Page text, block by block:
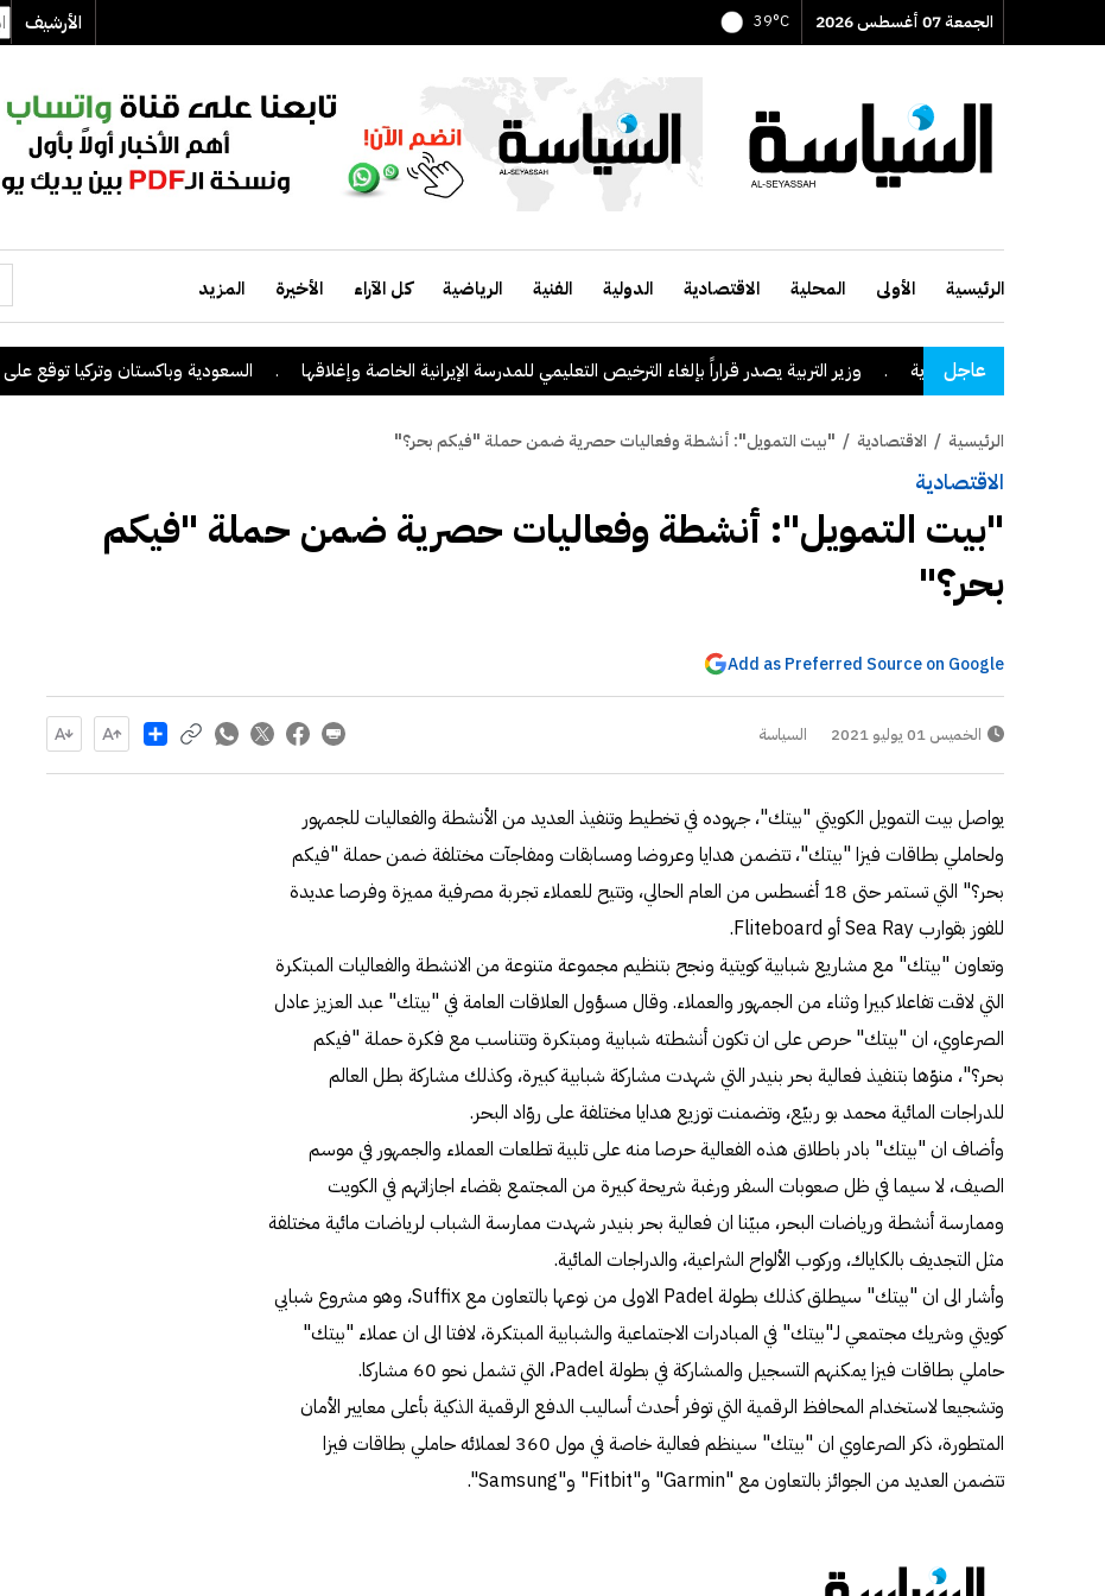
الجمعة 07 أغسطس 2026 39°C الأرشيف
الرئيسية الأولى المحلية الاقتصادية الدولية الفنية الرياضية كل الآراء الأخيرة المزيد
عاجل
نجران السعودية وزير التربية يصدر قراراً بإلغاء الترخيص التعليمي للمدرسة الإيرانية الخاصة وإغلاقها . السعودية وباكستان وتركيا توقع على
الرئيسية / الاقتصادية / "بيت التمويل": أنشطة وفعاليات حصرية ضمن حملة "فيكم بحر؟"
الاقتصادية
"بيت التمويل": أنشطة وفعاليات حصرية ضمن حملة "فيكم
بحر؟"
Add as Preferred Source on Google
الخميس 01 يوليو 2021 السياسة Share
يواصل بيت التمويل الكويتي "بيتك"، جهوده في تخطيط وتنفيذ العديد من الأنشطة والفعاليات للجمهور
ولحاملي بطاقات فيزا "بيتك"، تتضمن هدايا وعروضا ومسابقات ومفاجآت مختلفة ضمن حملة "فيكم
بحر؟" التي تستمر حتى 18 أغسطس من العام الحالي، وتتيح للعملاء تجربة مصرفية مميزة وفرصا عديدة
للفوز بقوارب Sea Ray أو Fliteboard.
وتعاون "بيتك" مع مشاريع شبابية كويتية ونجح بتنظيم مجموعة متنوعة من الانشطة والفعاليات المبتكرة
التي لاقت تفاعلا كبيرا وثناء من الجمهور والعملاء. وقال مسؤول العلاقات العامة في "بيتك" عبد العزيز عادل
الصرعاوي، ان "بيتك" حرص على ان تكون أنشطته شبابية ومبتكرة وتتناسب مع فكرة حملة "فيكم
بحر؟"، منوّها بتنفيذ فعالية بحر بنيدر التي شهدت مشاركة شبابية كبيرة، وكذلك مشاركة بطل العالم
للدراجات المائية محمد بو ربيّع، وتضمنت توزيع هدايا مختلفة على روّاد البحر.
وأضاف ان "بيتك" بادر باطلاق هذه الفعالية حرصا منه على تلبية تطلعات العملاء والجمهور في موسم
الصيف، لا سيما في ظل صعوبات السفر ورغبة شريحة كبيرة من المجتمع بقضاء اجازاتهم في الكويت
وممارسة أنشطة ورياضات البحر، مبيّنا ان فعالية بحر بنيدر شهدت ممارسة الشباب لرياضات مائية مختلفة
مثل التجديف بالكاياك، وركوب الألواح الشراعية، والدراجات المائية.
وأشار الى ان "بيتك" سيطلق كذلك بطولة Padel الاولى من نوعها بالتعاون مع Suffix، وهو مشروع شبابي
كويتي وشريك مجتمعي لـ"بيتك" في المبادرات الاجتماعية والشبابية المبتكرة، لافتا الى ان عملاء "بيتك"
حاملي بطاقات فيزا يمكنهم التسجيل والمشاركة في بطولة Padel، التي تشمل نحو 60 مشاركا.
وتشجيعا لاستخدام المحافظ الرقمية التي توفر أحدث أساليب الدفع الرقمية الذكية بأعلى معايير الأمان
المتطورة، ذكر الصرعاوي ان "بيتك" سينظم فعالية خاصة في مول 360 لعملائه حاملي بطاقات فيزا
تتضمن العديد من الجوائز بالتعاون مع "Garmin" و"Fitbit" و"Samsung".